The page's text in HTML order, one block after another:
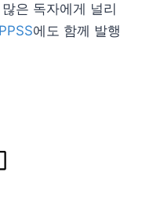
은 독자에게 널리
PPSS에도 함께 발행